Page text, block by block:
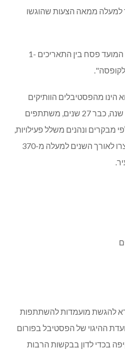
מתוך למעלה ממאה הצעות שהוגשו
הפסטיבל ה-28 יתקיים בחול המועד פסח בין התאריכים 1-
מהפסטיבלים הוותיקים
והפופולאריים בישראל – מדי שנה, כבר 27 שנים, משתתפים
מבקרים ונהנים משלל פעילויות,
ביניהן סימפוזיון הפיסול בו נוצרו לאורך השנים למעלה מ-370
להגשת מועמדות להשתתפות
ההיגוי של הפסטיבל בפורום
בכדי לדון בבקשות הרבות